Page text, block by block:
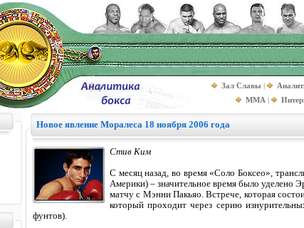
Зал Славы |
MMA |
Новое явление Моралеса 18 ноября 2006 года
Стив Ким
С месяц назад, во время «Соло Боксео»,
Америки) – значительное время было уделено
матчу с Мэнни Пакьяо. Встрече, которая
который проходит через серию
фунтов).